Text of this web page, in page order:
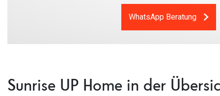
WhatsApp Beratung
Sunrise UP Home in der